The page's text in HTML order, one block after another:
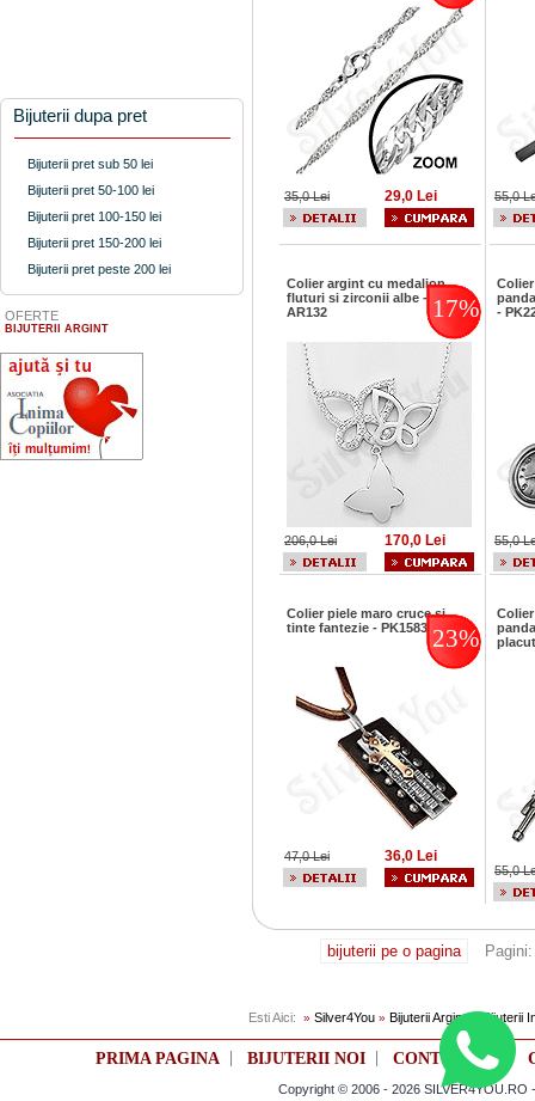
Bijuterii dupa pret
Bijuterii pret sub 50 lei
Bijuterii pret 50-100 lei
Bijuterii pret 100-150 lei
Bijuterii pret 150-200 lei
Bijuterii pret peste 200 lei
OFERTE
BIJUTERII ARGINT
35,0 Lei 29,0 Lei 55,0
Colier argint cu medalion
fluturi si zirconii albe -
AR132
17%
206,0 Lei 170,0 Lei
-
55,0
Colier piele maro cruce si
tinte fantezie - PK1583 23%
47,0 Lei 36,0 Lei
55,0
bijuterii pe o pagina
Esti Aici: » Silver4You » Bijuterii Argint si Bijuterii
PRIMA PAGINA BIJUTERII NOI CONTUL TAU |
Copyright © 2006 - 2026